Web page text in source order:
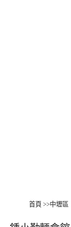
首頁 >>中壢區